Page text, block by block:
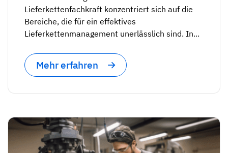
Lieferkettenfachkraft konzentriert sich auf die
Bereiche, die für ein effektives
Lieferkettenmanagement unerlässlich sind. In...
Mehr erfahren